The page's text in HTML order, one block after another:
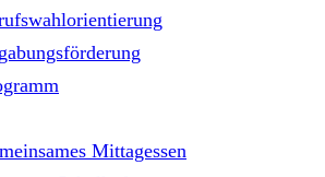
Mittagessen